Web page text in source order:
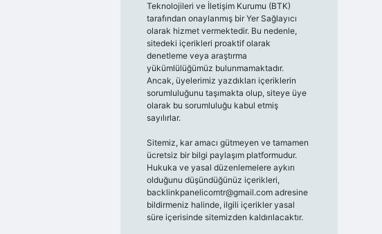
Teknolojileri ve İletişim Kurumu (BTK)
tarafından onaylanmış bir Yer Sağlayıcı
olarak hizmet vermektedir. Bu nedenle,
sitedeki içerikleri proaktif olarak
denetleme veya araştırma
yükümlülüğümüz bulunmamaktadır.
Ancak, üyelerimiz yazdıkları içeriklerin
sorumluluğunu taşımakta olup, siteye üye
olarak bu sorumluluğu kabul etmiş
sayılırlar.
Sitemiz, kar amacı gütmeyen ve tamamen
ücretsiz bir bilgi paylaşım platformudur.
Hukuka ve yasal düzenlemelere aykırı
olduğunu düşündüğünüz içerikleri,
backlinkpanelicomtr@gmail.comadresine
bildirmeniz halinde, ilgili içerikler yasal
süre içerisinde sitemizden kaldırılacaktır.